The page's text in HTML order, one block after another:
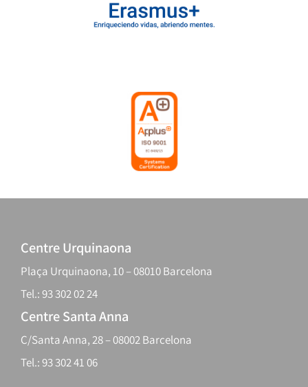
Centre Urquinaona
Plaça Urquinaona, 10 – 08010 Barcelona
Tel.: 93 302 02 24
Centre Santa Anna
C/Santa Anna, 28 – 08002 Barcelona
Tel.: 93 302 41 06